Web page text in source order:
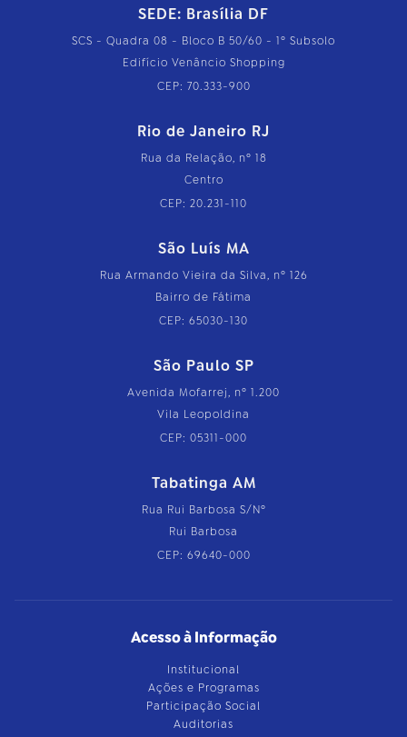
SEDE: Brasília DF
SCS - Quadra 08 - Bloco B 50/60 - 1º Subsolo
Edifício Venâncio Shopping
CEP: 70.333-900
Rio de Janeiro RJ
Rua da Relação, nº 18
Centro
CEP: 20.231-110
São Luís MA
Rua Armando Vieira da Silva, nº 126
Bairro de Fátima
CEP: 65030-130
São Paulo SP
Avenida Mofarrej, nº 1.200
Vila Leopoldina
CEP: 05311-000
Tabatinga AM
Rua Rui Barbosa S/Nº
Rui Barbosa
CEP: 69640-000
Acesso à Informação
Institucional
Ações e Programas
Participação Social
Auditorias